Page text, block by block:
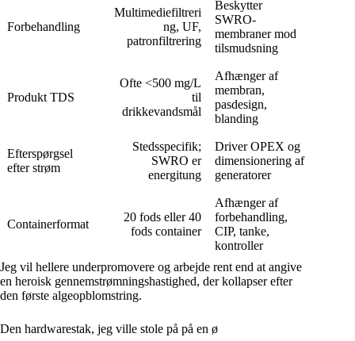
Forbehandling
Multimediefiltreri
ng, UF,
patronfiltrering
Beskytter
SWRO-
membraner mod
tilsmudsning
Produkt TDS
Ofte <500 mg/L
til
drikkevandsmål
Afhænger af
membran,
pasdesign,
blanding
Efterspørgsel
efter strøm
Stedsspecifik;
SWRO er
energitung
Driver OPEX og
dimensionering af
generatorer
Containerformat
20 fods eller 40
fods container
Afhænger af
forbehandling,
CIP, tanke,
kontroller
Jeg vil hellere underpromovere og arbejde rent end at angive
en heroisk gennemstrømningshastighed, der kollapser efter
den første algeopblomstring.
Den hardwarestak, jeg ville stole på på en ø